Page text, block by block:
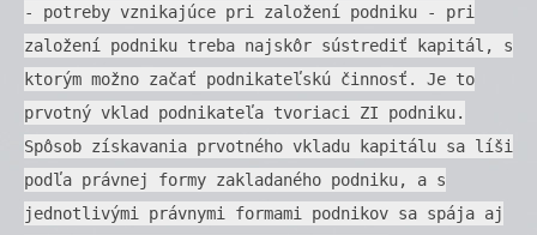
- potreby vznikajúce pri založení podniku - pri
založení podniku treba najskôr sústrediť kapitál, s
ktorým možno začať podnikateľskú činnosť. Je to
prvotný vklad podnikateľa tvoriaci ZI podniku.
Spôsob získavania prvotného vkladu kapitálu sa líši
podľa právnej formy zakladaného podniku, a s
jednotlivými právnymi formami podnikov sa spája aj